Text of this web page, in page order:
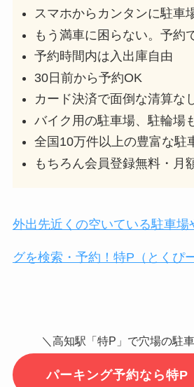
スマホからカンタンに駐車
もう満車に困らない。予約
予約時間内は入出庫自由
30日前から予約OK
カード決済で面倒な清算な
バイク用の駐車場、駐輪場
全国10万件以上の豊富な駐
もちろん会員登録無料・月
外出先近くの空いている駐車場
グを検索・予約！特P（とくぴー
＼高知駅「特P」で穴場の駐
パーキング予約なら特P